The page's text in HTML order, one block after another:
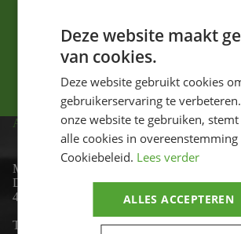
Versturen
ADRES
Motor-id
De Lind 17
4841 KC Prinsenbeek
Telefoon:
+31 (0)76 - 54 11 888
Deze website maakt
van cookies.
Deze website gebruikt cookies
gebruikerservaring te
onze website te gebruiken,
alle cookies in
Cookiebeleid. Lees verder
ALLES ACCEPTEREN